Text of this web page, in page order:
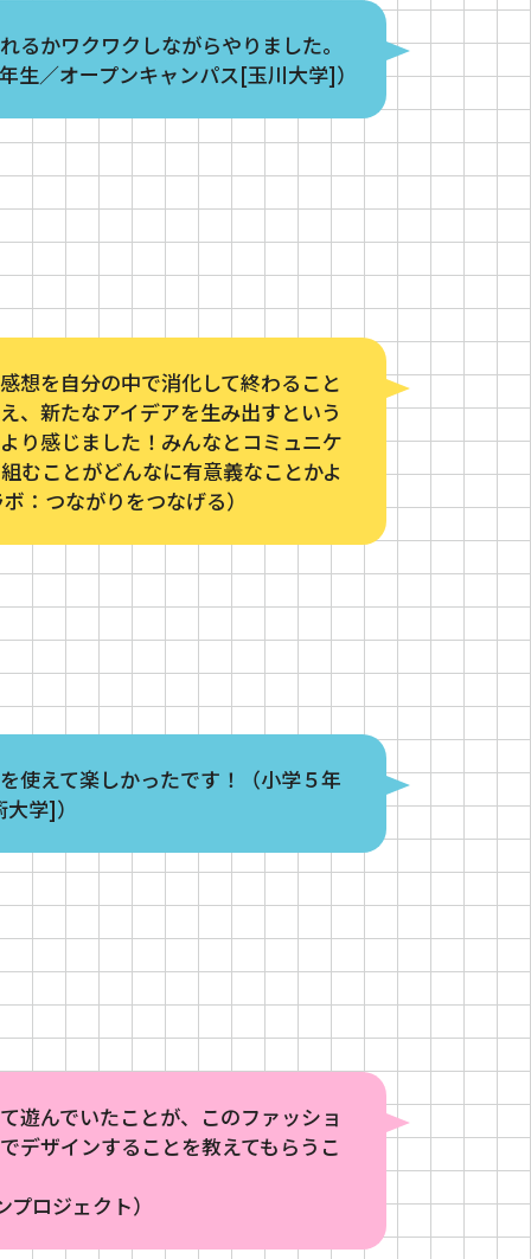
るかワクワクしながらやりました。
生／オープンキャンパス[玉川大学]）
想を自分の中で消化して終わること
、新たなアイデアを生み出すという
り感じました！みんなとコミュニケ
むことがどんなに有意義なことかよ
：つながりをつなげる）
使えて楽しかったです！（小学５年
学]）
遊んでいたことが、このファッショ
デザインすることを教えてもらうこ
ロジェクト）